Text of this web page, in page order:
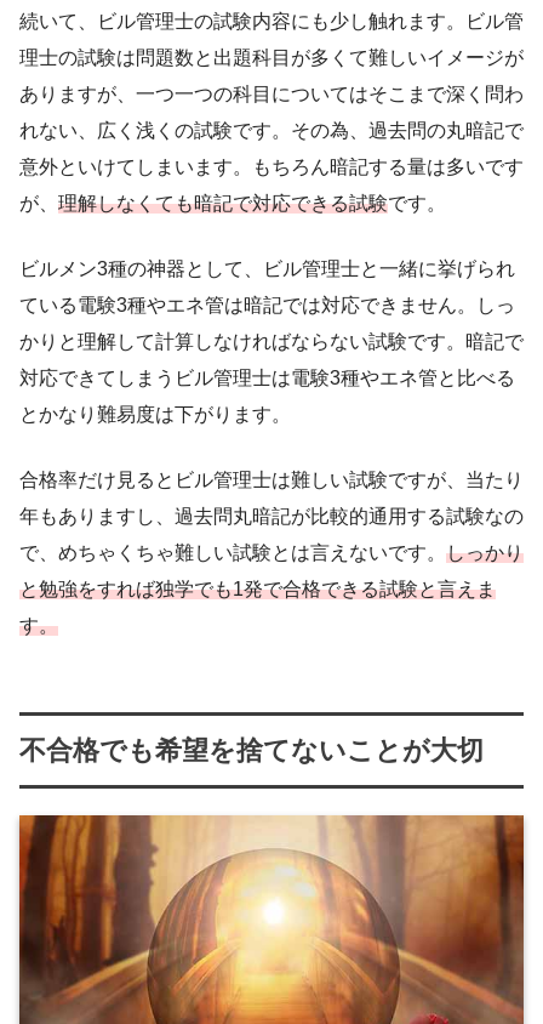
続いて、ビル管理士の試験内容にも少し触れます。ビル管
理士の試験は問題数と出題科目が多くて難しいイメージが
ありますが、一つ一つの科目についてはそこまで深く問わ
れない、広く浅くの試験です。その為、過去問の丸暗記で
意外といけてしまいます。もちろん暗記する量は多いです
が、 理解しなくても暗記で対応できる試験です。
ビルメン3種の神器として、ビル管理士と一緒に挙げられ
ている電験3種やエネ管は暗記では対応できません。しっ
かりと理解して計算しなければならない試験です。暗記で
対応できてしまうビル管理士は電験3種やエネ管と比べる
とかなり難易度は下がります。
合格率だけ見るとビル管理士は難しい試験ですが、当たり
年もありますし、過去問丸暗記が比較的通用する試験なの
で、めちゃくちゃ難しい試験とは言えないです。 しっかり
と勉強をすれば独学でも1発で合格できる試験と言えま
す。
不合格でも希望を捨てないことが大切